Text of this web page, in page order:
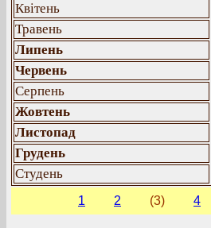
Квітень
Травень
Липень
Червень
Серпень
Жовтень
Листопад
Грудень
Студень
1 2 (3) 4